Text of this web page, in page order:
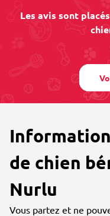
Les avis sont
de chien
Nurlu
Vous partez et ne